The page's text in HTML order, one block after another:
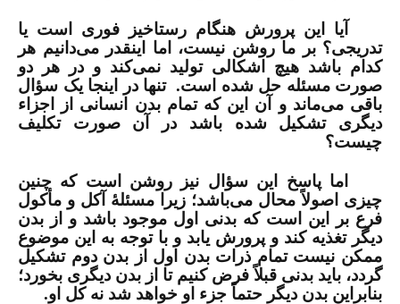
آیا این پرورش هنگام رستاخیز فوری است یا
تدریجی؟ بر ما روشن نیست، اما اینقدر می‌دانیم هر
کدام باشد هیچ اشکالی تولید نمی‌کند و در هر دو
صورت مسئله حل شده است. تنها در اینجا یک سؤال
باقی می‌ماند و آن این که تمام بدن انسانی از اجزاء
دیگری تشکیل شده باشد در آن صورت تکلیف
چیست؟
اما پاسخ این سؤال نیز روشن است که چنین
چیزی اصولاً محال می‌باشد؛ زیرا مسئلۀ آکل و مأکول
فرع بر این است که بدنی اول موجود باشد و از بدن
دیگر تغذیه کند و پرورش یابد و با توجه به این موضوع
ممکن نیست تمام ذرات بدن اول از بدن دوم تشکیل
گردد، باید بدنی قبلاً فرض کنیم تا از بدن دیگری بخورد؛
بنابراین بدن دیگر حتماً جزء او خواهد شد نه کل او.